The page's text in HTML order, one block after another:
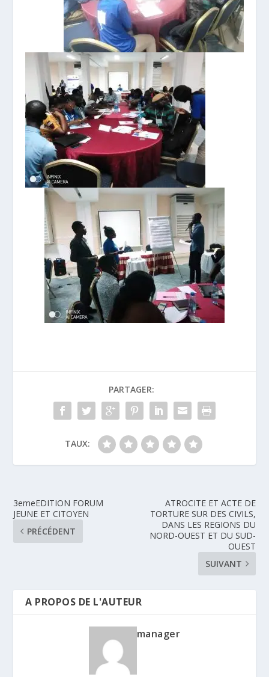
PARTAGER:
TAUX:
3emeEDITION FORUM
JEUNE ET CITOYEN
PRÉCÉDENT
ATROCITE ET ACTE DE
TORTURE SUR DES CIVILS,
DANS LES REGIONS DU
NORD-OUEST ET DU SUD-
OUEST
SUIVANT
A PROPOS DE L'AUTEUR
manager